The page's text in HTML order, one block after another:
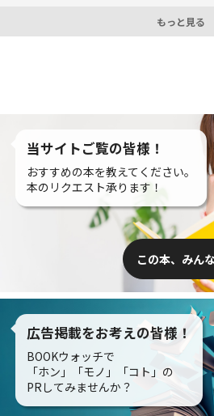
もっと見る
当サイトご覧の皆様！
おすすめの本を教えてください。
本のリクエスト承ります！
この本、みん
広告掲載をお考えの皆様！
BOOKウォッチで
「ホン」「モノ」「コト」の
PRしてみませんか？